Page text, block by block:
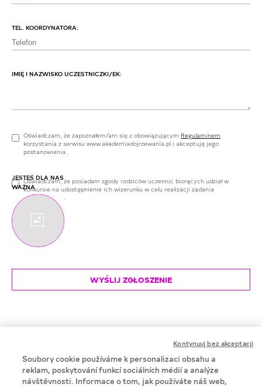
TEL. KOORDYNATORA:
IMIĘ I NAZWISKO UCZESTNICZKI/EK:
Oświadczam, że zapoznałem/am się z obowiązującym Regulaminem
korzystania z serwisu www.akademiadojrzewania.pl i akceptuję jego
postanowienia.
Oświadczam, że posiadam zgody rodziców uczennic biorących udział w
konkursie na udostępnienie ich wizerunku w celu realizacji zadania
konkursowego.
JESTEŚ DLA NAS
WAŻNA
Soubory cookie používáme k personalizaci obsahu a
reklam, poskytování funkcí sociálních médií a analýze
návštěvnosti. Informace o tom, jak používáte náš web,
Kontynuuj bez akceptacji